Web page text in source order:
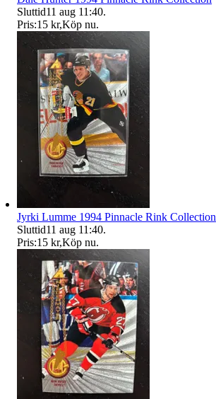
Sluttid11 aug 11:40.
Pris:15 kr,Köp nu.
Jyrki Lumme 1994 Pinnacle Rink Collection
Sluttid11 aug 11:40.
Pris:15 kr,Köp nu.